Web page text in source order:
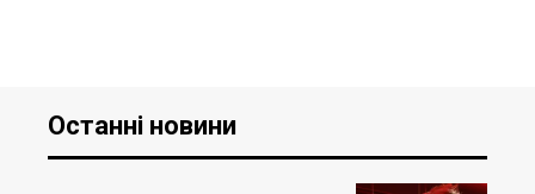
Останні новини